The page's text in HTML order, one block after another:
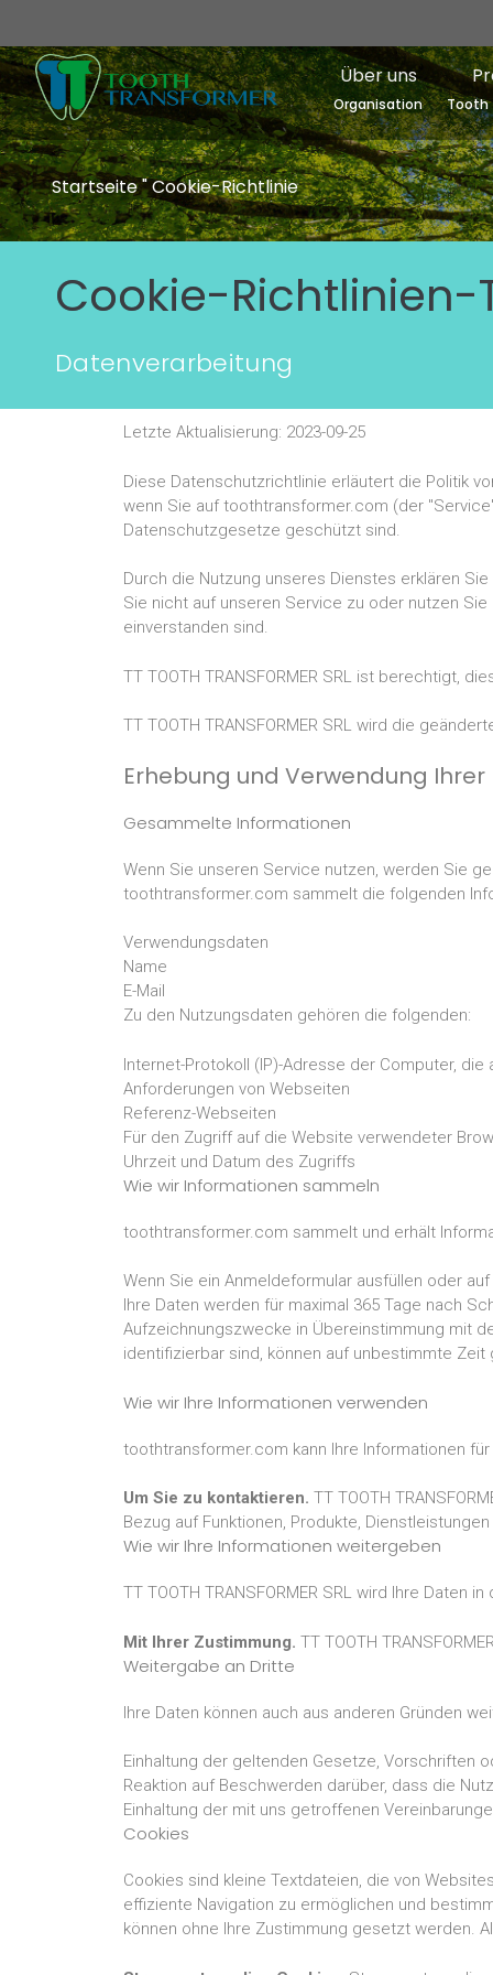
Über uns
Organisation Tooth
Startseite"Cookie-Richtlinie
Cookie-
Datenverarbeitung
Letzte Aktualisierung: 2023-09-25
Diese Datenschutzrichtlinie erläutert die Politik
wenn Sie auf toothtransformer.com (der
Datenschutzgesetze geschützt sind.
Durch die Nutzung unseres Dienstes erklären
Sie nicht auf unseren Service zu oder nutzen
einverstanden sind.
TT TOOTH TRANSFORMER SRL ist berechtigt,
TT TOOTH TRANSFORMER SRL wird die
Erhebung und Verwendung
Gesammelte Informationen
Wenn Sie unseren Service nutzen, werden Sie
toothtransformer.com sammelt die folgenden
Verwendungsdaten
Name
E-Mail
Zu den Nutzungsdaten gehören die folgenden:
Internet-Protokoll (IP)-Adresse der Computer,
Anforderungen von Webseiten
Referenz-Webseiten
Für den Zugriff auf die Website verwendeter
Uhrzeit und Datum des Zugriffs
Wie wir Informationen sammeln
toothtransformer.com sammelt und erhält
Wenn Sie ein Anmeldeformular ausfüllen oder
Ihre Daten werden für maximal 365 Tage nach
Aufzeichnungszwecke in Übereinstimmung mit
identifizierbar sind, können auf unbestimmte
Wie wir Ihre Informationen verwenden
toothtransformer.com kann Ihre Informationen
Um Sie zu kontaktieren. TT TOOTH
Bezug auf Funktionen, Produkte,
Wie wir Ihre Informationen weitergeben
TT TOOTH TRANSFORMER SRL wird Ihre Daten
Mit Ihrer Zustimmung. TT TOOTH
Weitergabe an Dritte
Ihre Daten können auch aus anderen Gründen
Einhaltung der geltenden Gesetze, Vorschriften
Reaktion auf Beschwerden darüber, dass die
Einhaltung der mit uns getroffenen
Cookies
Cookies sind kleine Textdateien, die von
effiziente Navigation zu ermöglichen und
können ohne Ihre Zustimmung gesetzt werden.